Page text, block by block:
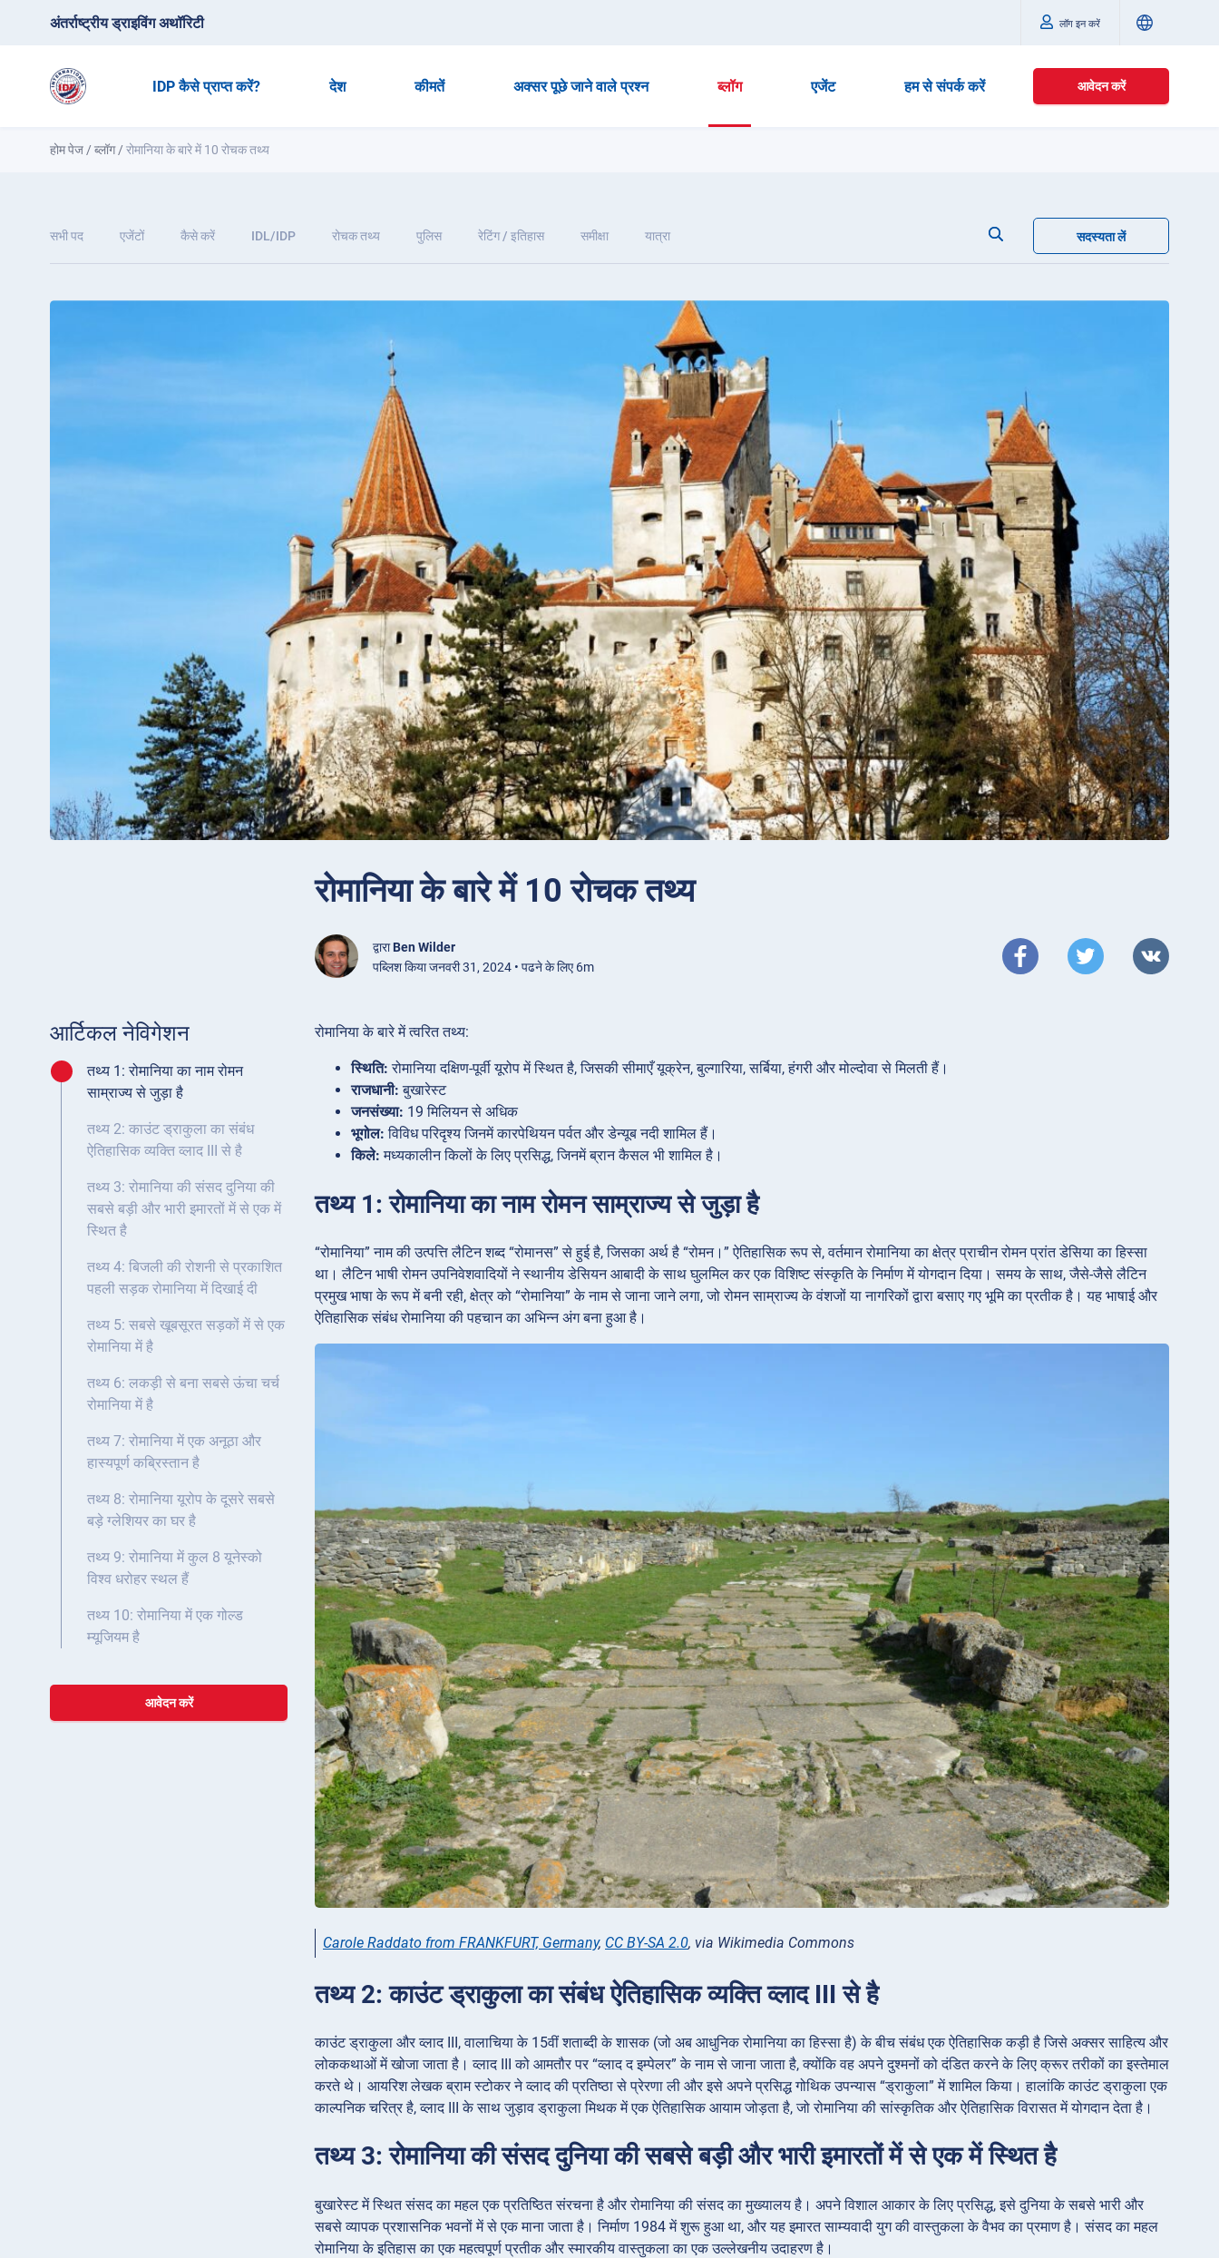
अंतर्राष्ट्रीय ड्राइविंग अथॉरिटी लॉग इन करें
IDP कैसे प्राप्त करें? देश कीमतें अक्सर पूछे जाने वाले प्रश्न ब्लॉग एजेंट हम से संपर्क करें आवेदन करें
होम पेज /ब्लॉग/रोमानिया के बारे में 10 रोचक तथ्य
सभी पद एजेंटों कैसे करें IDL/IDP रोचक तथ्य पुलिस रेटिंग / इतिहास समीक्षा यात्रा सदस्यता लें
रोमानिया के बारे में 10 रोचक तथ्य
द्वाराBen Wilder
पब्लिश किया जनवरी 31, 2024 • पढने के लिए 6m
आर्टिकल नेविगेशन
तथ्य 1: रोमानिया का नाम रोमन
साम्राज्य से जुड़ा है
तथ्य 2: काउंट ड्राकुला का संबंध
ऐतिहासिक व्यक्ति व्लाद III से है
तथ्य 3: रोमानिया की संसद दुनिया की
सबसे बड़ी और भारी इमारतों में से एक में
स्थित है
तथ्य 4: बिजली की रोशनी से प्रकाशित
पहली सड़क रोमानिया में दिखाई दी
तथ्य 5: सबसे खूबसूरत सड़कों में से एक
रोमानिया में है
तथ्य 6: लकड़ी से बना सबसे ऊंचा चर्च
रोमानिया में है
तथ्य 7: रोमानिया में एक अनूठा और
हास्यपूर्ण कब्रिस्तान है
तथ्य 8: रोमानिया यूरोप के दूसरे सबसे
बड़े ग्लेशियर का घर है
तथ्य 9: रोमानिया में कुल 8 यूनेस्को
विश्व धरोहर स्थल हैं
तथ्य 10: रोमानिया में एक गोल्ड
म्यूजियम है
आवेदन करें
रोमानिया के बारे में त्वरित तथ्य:
स्थिति: रोमानिया दक्षिण-पूर्वी यूरोप में स्थित है, जिसकी सीमाएँ यूक्रेन, बुल्गारिया, सर्बिया, हंगरी और मोल्दोवा से मिलती हैं।
राजधानी: बुखारेस्ट
जनसंख्या: 19 मिलियन से अधिक
भूगोल: विविध परिदृश्य जिनमें कारपेथियन पर्वत और डेन्यूब नदी शामिल हैं।
किले: मध्यकालीन किलों के लिए प्रसिद्ध, जिनमें ब्रान कैसल भी शामिल है।
तथ्य 1: रोमानिया का नाम रोमन साम्राज्य से जुड़ा है
“रोमानिया” नाम की उत्पत्ति लैटिन शब्द “रोमानस” से हुई है, जिसका अर्थ है “रोमन।” ऐतिहासिक रूप से, वर्तमान रोमानिया का क्षेत्र प्राचीन रोमन प्रांत डेसिया का हिस्सा
था। लैटिन भाषी रोमन उपनिवेशवादियों ने स्थानीय डेसियन आबादी के साथ घुलमिल कर एक विशिष्ट संस्कृति के निर्माण में योगदान दिया। समय के साथ, जैसे-जैसे लैटिन
प्रमुख भाषा के रूप में बनी रही, क्षेत्र को “रोमानिया” के नाम से जाना जाने लगा, जो रोमन साम्राज्य के वंशजों या नागरिकों द्वारा बसाए गए भूमि का प्रतीक है। यह भाषाई और
ऐतिहासिक संबंध रोमानिया की पहचान का अभिन्न अंग बना हुआ है।
Carole Raddato from FRANKFURT, Germany, CC BY-SA 2.0, via Wikimedia Commons
तथ्य 2: काउंट ड्राकुला का संबंध ऐतिहासिक व्यक्ति व्लाद III से है
काउंट ड्राकुला और व्लाद III, वालाचिया के 15वीं शताब्दी के शासक (जो अब आधुनिक रोमानिया का हिस्सा है) के बीच संबंध एक ऐतिहासिक कड़ी है जिसे अक्सर साहित्य और
लोककथाओं में खोजा जाता है। व्लाद III को आमतौर पर “व्लाद द इम्पेलर” के नाम से जाना जाता है, क्योंकि वह अपने दुश्मनों को दंडित करने के लिए क्रूर तरीकों का इस्तेमाल
करते थे। आयरिश लेखक ब्राम स्टोकर ने व्लाद की प्रतिष्ठा से प्रेरणा ली और इसे अपने प्रसिद्ध गोथिक उपन्यास “ड्राकुला” में शामिल किया। हालांकि काउंट ड्राकुला एक
काल्पनिक चरित्र है, व्लाद III के साथ जुड़ाव ड्राकुला मिथक में एक ऐतिहासिक आयाम जोड़ता है, जो रोमानिया की सांस्कृतिक और ऐतिहासिक विरासत में योगदान देता है।
तथ्य 3: रोमानिया की संसद दुनिया की सबसे बड़ी और भारी इमारतों में से एक में स्थित है
बुखारेस्ट में स्थित संसद का महल एक प्रतिष्ठित संरचना है और रोमानिया की संसद का मुख्यालय है। अपने विशाल आकार के लिए प्रसिद्ध, इसे दुनिया के सबसे भारी और
सबसे व्यापक प्रशासनिक भवनों में से एक माना जाता है। निर्माण 1984 में शुरू हुआ था, और यह इमारत साम्यवादी युग की वास्तुकला के वैभव का प्रमाण है। संसद का महल
रोमानिया के इतिहास का एक महत्वपूर्ण प्रतीक और स्मारकीय वास्तुकला का एक उल्लेखनीय उदाहरण है।